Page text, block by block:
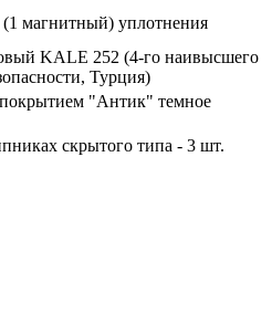
(1 магнитный) уплотнения
KALE 252 (4-го наивысшего
Турция)
"Антик" темное
скрытого типа - 3 шт.